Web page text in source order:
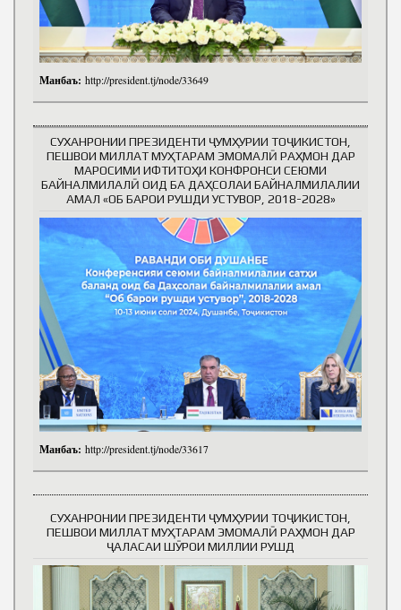
Манбаъ: http://president.tj/node/33649
СУХАНРОНИИ ПРЕЗИДЕНТИ ҶУМҲУРИИ ТОҶИКИСТОН,
ПЕШВОИ МИЛЛАТ МУҲТАРАМ ЭМОМАЛӢ РАҲМОН ДАР
МАРОСИМИ ИФТИТОҲИ КОНФРОНСИ СЕЮМИ
БАЙНАЛМИЛАЛӢ ОИД БА ДАҲСОЛАИ БАЙНАЛМИЛАЛИИ
АМАЛ «ОБ БАРОИ РУШДИ УСТУВОР, 2018-2028»
Манбаъ: http://president.tj/node/33617
СУХАНРОНИИ ПРЕЗИДЕНТИ ҶУМҲУРИИ ТОҶИКИСТОН,
ПЕШВОИ МИЛЛАТ МУҲТАРАМ ЭМОМАЛӢ РАҲМОН ДАР
ҶАЛАСАИ ШӮРОИ МИЛЛИИ РУШД